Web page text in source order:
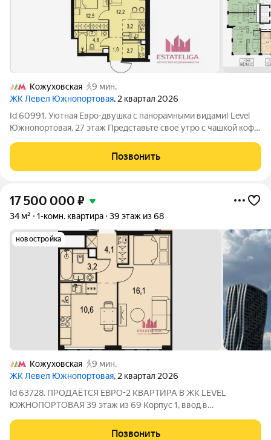
Кожуховская
9 мин.
ЖК Левел Южнопортовая, 2 квартал 2026
Id 60991. Уютная Евро-двушка с панорамными видами! Level
Южнопортовая, 27 этаж Представьте свое утро с чашкой кофе
возможно в моей новой квартире в ЖК Level Южнопортовая! В
продаже просторная
Позвонить
17 500 000 ₽
34 м² 1-комн. квартира 39 этаж из 68
новостройка
Кожуховская
9 мин.
ЖК Левел Южнопортовая, 2 квартал 2026
Id 63728. ПРОДАЁТСЯ ЕВРО-2 КВАРТИРА В ЖК LEVEL
ЮЖНОПОРТОВАЯ 39 этаж из 69 Корпус 1, ввод в
Станция метро «Кожуховская» 10 минут пешком, «Угрешская»Позвонить